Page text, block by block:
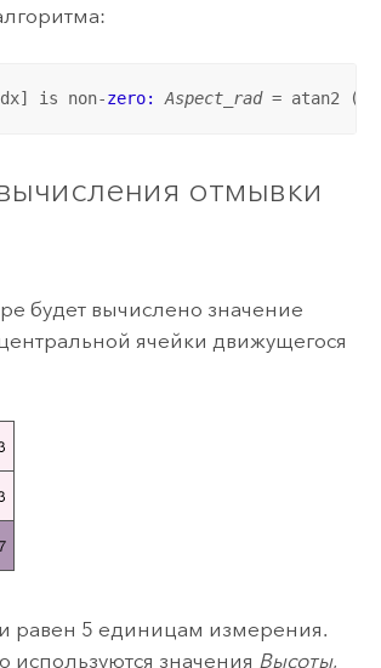
is non-zero: Aspect_rad = atan2
отмывки
будет вычислено значение
ячейки движущегося
равен 5 единицам измерения.
значения Высоты,